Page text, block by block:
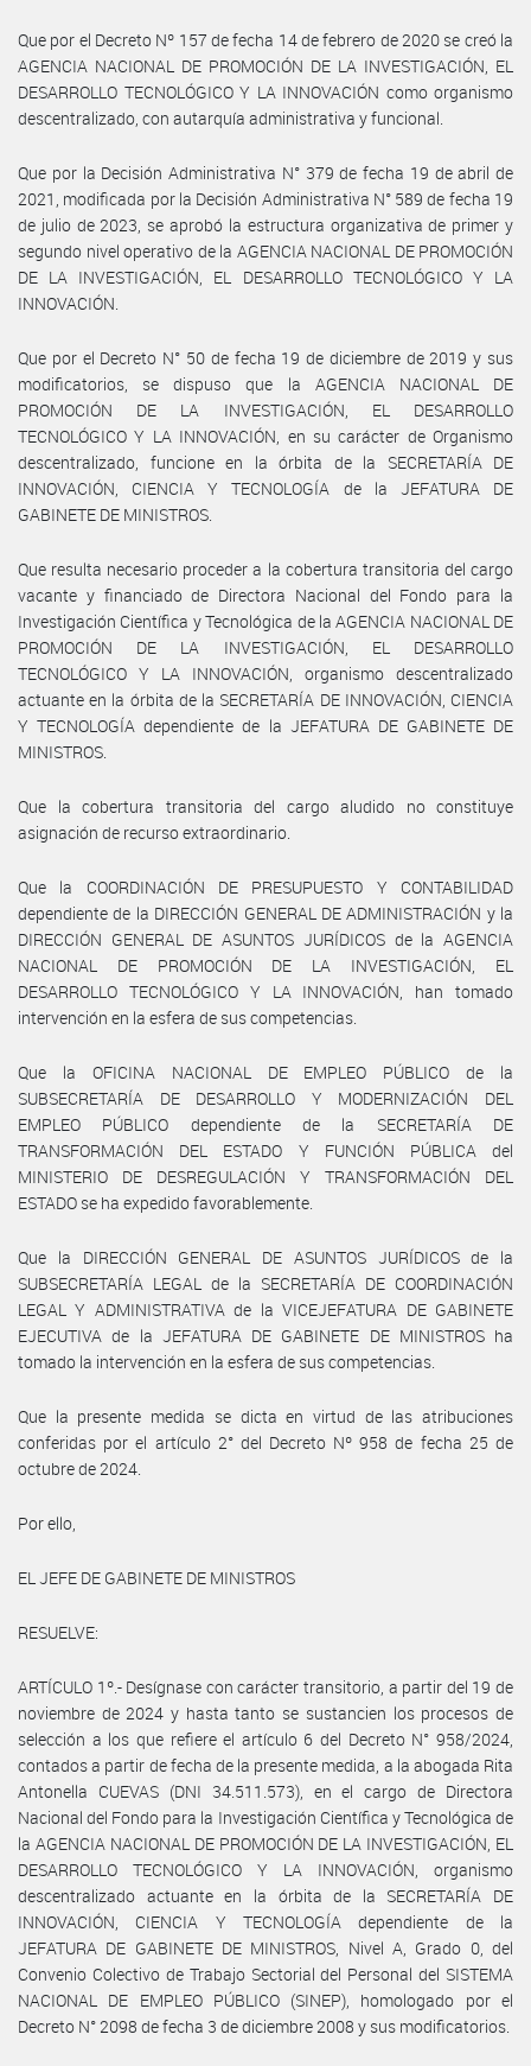
Que por el Decreto Nº 157 de fecha 14 de febrero de 2020 se creó la
AGENCIA NACIONAL DE PROMOCIÓN DE LA INVESTIGACIÓN, EL
DESARROLLO TECNOLÓGICO Y LA INNOVACIÓN como organismo
descentralizado, con autarquía administrativa y funcional.
Que por la Decisión Administrativa N° 379 de fecha 19 de abril de
2021, modificada por la Decisión Administrativa N° 589 de fecha 19
de julio de 2023, se aprobó la estructura organizativa de primer y
segundo nivel operativo de la AGENCIA NACIONAL DE PROMOCIÓN
DE LA INVESTIGACIÓN, EL DESARROLLO TECNOLÓGICO Y LA
INNOVACIÓN.
Que por el Decreto N° 50 de fecha 19 de diciembre de 2019 y sus
modificatorios, se dispuso que la AGENCIA NACIONAL DE
PROMOCIÓN DE LA INVESTIGACIÓN, EL DESARROLLO
TECNOLÓGICO Y LA INNOVACIÓN, en su carácter de Organismo
descentralizado, funcione en la órbita de la SECRETARÍA DE
INNOVACIÓN, CIENCIA Y TECNOLOGÍA de la JEFATURA DE
GABINETE DE MINISTROS.
Que resulta necesario proceder a la cobertura transitoria del cargo
vacante y financiado de Directora Nacional del Fondo para la
Investigación Científica y Tecnológica de la AGENCIA NACIONAL DE
PROMOCIÓN DE LA INVESTIGACIÓN, EL DESARROLLO
TECNOLÓGICO Y LA INNOVACIÓN, organismo descentralizado
actuante en la órbita de la SECRETARÍA DE INNOVACIÓN, CIENCIA
Y TECNOLOGÍA dependiente de la JEFATURA DE GABINETE DE
MINISTROS.
Que la cobertura transitoria del cargo aludido no constituye
asignación de recurso extraordinario.
Que la COORDINACIÓN DE PRESUPUESTO Y CONTABILIDAD
dependiente de la DIRECCIÓN GENERAL DE ADMINISTRACIÓN y la
DIRECCIÓN GENERAL DE ASUNTOS JURÍDICOS de la AGENCIA
NACIONAL DE PROMOCIÓN DE LA INVESTIGACIÓN, EL
DESARROLLO TECNOLÓGICO Y LA INNOVACIÓN, han tomado
intervención en la esfera de sus competencias.
Que la OFICINA NACIONAL DE EMPLEO PÚBLICO de la
SUBSECRETARÍA DE DESARROLLO Y MODERNIZACIÓN DEL
EMPLEO PÚBLICO dependiente de la SECRETARÍA DE
TRANSFORMACIÓN DEL ESTADO Y FUNCIÓN PÚBLICA del
MINISTERIO DE DESREGULACIÓN Y TRANSFORMACIÓN DEL
ESTADO se ha expedido favorablemente.
Que la DIRECCIÓN GENERAL DE ASUNTOS JURÍDICOS de la
SUBSECRETARÍA LEGAL de la SECRETARÍA DE COORDINACIÓN
LEGAL Y ADMINISTRATIVA de la VICEJEFATURA DE GABINETE
EJECUTIVA de la JEFATURA DE GABINETE DE MINISTROS ha
tomado la intervención en la esfera de sus competencias.
Que la presente medida se dicta en virtud de las atribuciones
conferidas por el artículo 2° del Decreto Nº 958 de fecha 25 de
octubre de 2024.
Por ello,
EL JEFE DE GABINETE DE MINISTROS
RESUELVE:
ARTÍCULO 1º.- Desígnase con carácter transitorio, a partir del 19 de
noviembre de 2024 y hasta tanto se sustancien los procesos de
selección a los que refiere el artículo 6 del Decreto N° 958/2024,
contados a partir de fecha de la presente medida, a la abogada Rita
Antonella CUEVAS (DNI 34.511.573), en el cargo de Directora
Nacional del Fondo para la Investigación Científica y Tecnológica de
la AGENCIA NACIONAL DE PROMOCIÓN DE LA INVESTIGACIÓN, EL
DESARROLLO TECNOLÓGICO Y LA INNOVACIÓN, organismo
descentralizado actuante en la órbita de la SECRETARÍA DE
INNOVACIÓN, CIENCIA Y TECNOLOGÍA dependiente de la
JEFATURA DE GABINETE DE MINISTROS, Nivel A, Grado 0, del
Convenio Colectivo de Trabajo Sectorial del Personal del SISTEMA
NACIONAL DE EMPLEO PÚBLICO (SINEP), homologado por el
Decreto N° 2098 de fecha 3 de diciembre 2008 y sus modificatorios.